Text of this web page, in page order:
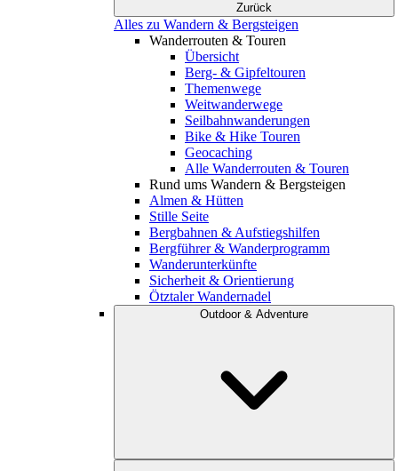
Zurück
Alles zu Wandern & Bergsteigen
Wanderrouten & Touren
Übersicht
Berg- & Gipfeltouren
Themenwege
Weitwanderwege
Seilbahnwanderungen
Bike & Hike Touren
Geocaching
Alle Wanderrouten & Touren
Rund ums Wandern & Bergsteigen
Almen & Hütten
Stille Seite
Bergbahnen & Aufstiegshilfen
Bergführer & Wanderprogramm
Wanderunterkünfte
Sicherheit & Orientierung
Ötztaler Wandernadel
Outdoor & Adventure